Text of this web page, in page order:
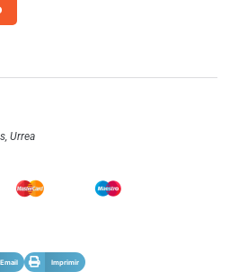
Urrea
Email Imprimir